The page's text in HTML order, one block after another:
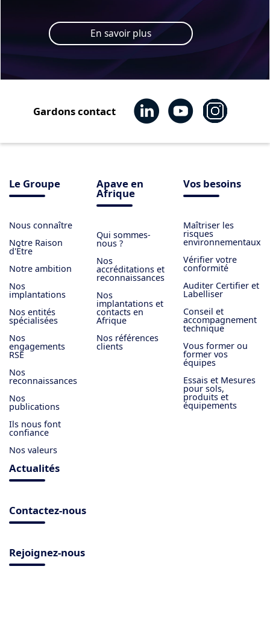
En savoir plus
Gardons contact
Le Groupe
Nous connaître
Notre Raison
d'Être
Notre ambition
Nos
implantations
Nos entités
spécialisées
Nos
engagements
RSE
Nos
reconnaissances
Nos
publications
Ils nous font
confiance
Nos valeurs
Apave en
Afrique
Qui sommes-
nous ?
Nos
accréditations et
reconnaissances
Nos
implantations et
contacts en
Afrique
Nos références
clients
Vos besoins
Maîtriser les
risques
environnementaux
Vérifier votre
conformité
Auditer Certifier et
Labelliser
Conseil et
accompagnement
technique
Vous former ou
former vos
équipes
Essais et Mesures
pour sols,
produits et
équipements
Actualités
Contactez-nous
Rejoignez-nous